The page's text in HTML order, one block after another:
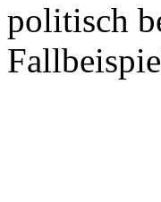
politisch